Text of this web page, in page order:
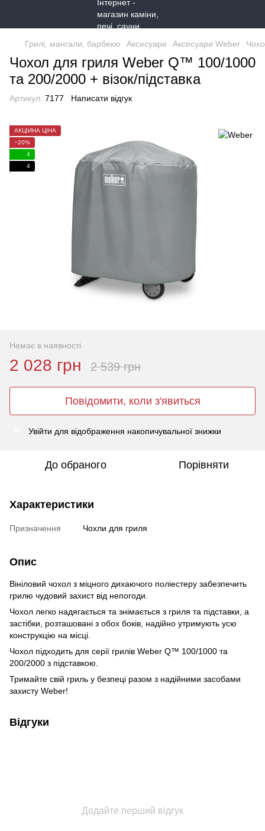
Грилі, мангали, барбекю Аксесуари Аксесуари Weber
Чохол для гриля Weber Q™ 100/1000
та 200/2000 + візок/підставка
Артикул: 7177 Написати відгук
АКЦІЙНА ЦІНА
−20%
4
4
Немає в наявності
2 028 грн 2 539 грн
Повідомити, коли з'явиться
Увійти для відображення накопичувальної знижки
До обраного Порівняти
Характеристики
Призначення Чохли для гриля
Опис
Вініловий чохол з міцного дихаючого поліестеру забезпечить
грилю чудовий захист від непогоди.
Чохол легко надягається та знімається з гриля та підставки, а
застібки, розташовані з обох боків, надійно утримують усю
конструкцію на місці.
Чохол підходить для серії грилів Weber Q™ 100/1000 та
200/2000 з підставкою.
Тримайте свій гриль у безпеці разом з надійними засобами
захисту Weber!
Відгуки
Додайте перший відгук